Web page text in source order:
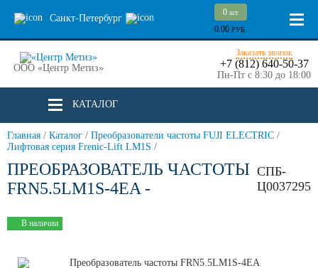
Санкт-Петербург
0 шт.
0.00 РУБ.
ООО «Центр Метиз»
Заказать звонок
+7 (812) 640-50-37
Пн-Пт с 8:30 до 18:00
КАТАЛОГ
Главная / Каталог / Преобразователи частоты FUJI ELECTRIC /
Лифтовая серия Frenic-Lift LM1S /
ПРЕОБРАЗОВАТЕЛЬ ЧАСТОТЫ
FRN5.5LM1S-4EA -
СПБ-
Ц0037295
В наличии